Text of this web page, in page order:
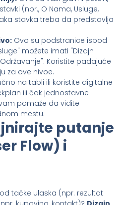
(npr., O Nama, Usluge,
stavka treba da predstavlja
Ovo su podstranice ispod
možete imati "Dizajn
Koristite padajuće
za ove nivoe.
na tabli ili koristite digitalne
ili čak jednostavne
pomaže da vidite
mestu.
putanje
Flow) i
tačke ulaska (npr. rezultat